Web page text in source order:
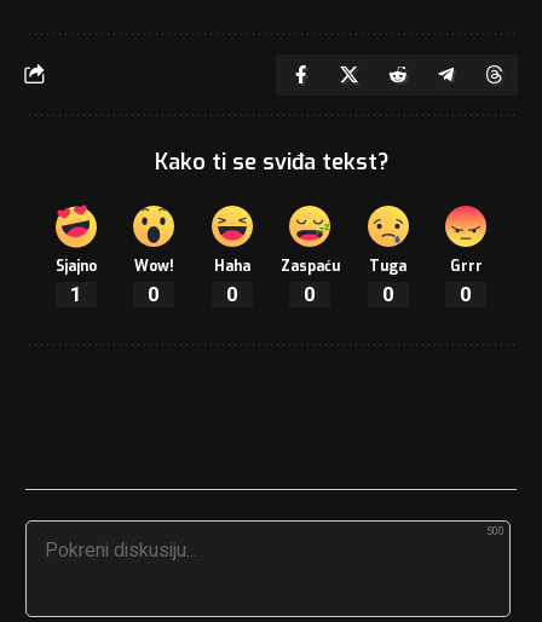
Kako ti se sviđa tekst?
Sjajno
1
Wow!
0
Haha
0
Zaspaću
0
Tuga
0
Grrr
0
500